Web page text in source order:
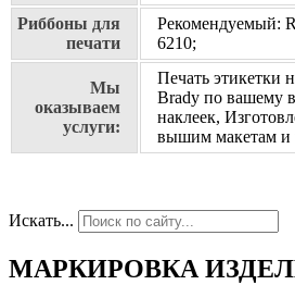
Риббоны для
печати
Рекомендуемый:
6210;
Мы
оказываем
услуги:
Печать этикетки
Brady по вашему
наклеек,
вышим макетам и
Искать...
МАРКИРОВКА